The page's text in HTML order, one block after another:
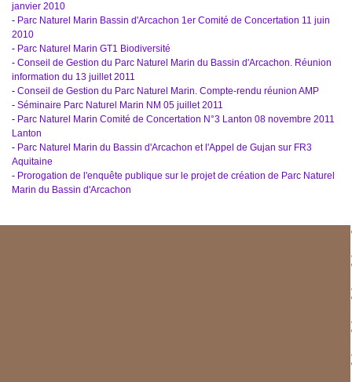
janvier 2010
- Parc Naturel Marin Bassin d'Arcachon 1er Comité de Concertation 11 juin
2010
- Parc Naturel Marin GT1 Biodiversité
- Conseil de Gestion du Parc Naturel Marin du Bassin d'Arcachon. Réunion
information du 13 juillet 2011
- Conseil de Gestion du Parc Naturel Marin. Compte-rendu réunion AMP
- Séminaire Parc Naturel Marin NM 05 juillet 2011
- Parc Naturel Marin Comité de Concertation N°3 Lanton 08 novembre 2011
Lanton
- Parc Naturel Marin du Bassin d'Arcachon et l'Appel de Gujan sur FR3
Aquitaine
- Prorogation de l'enquête publique sur le projet de création de Parc Naturel
Marin du Bassin d'Arcachon